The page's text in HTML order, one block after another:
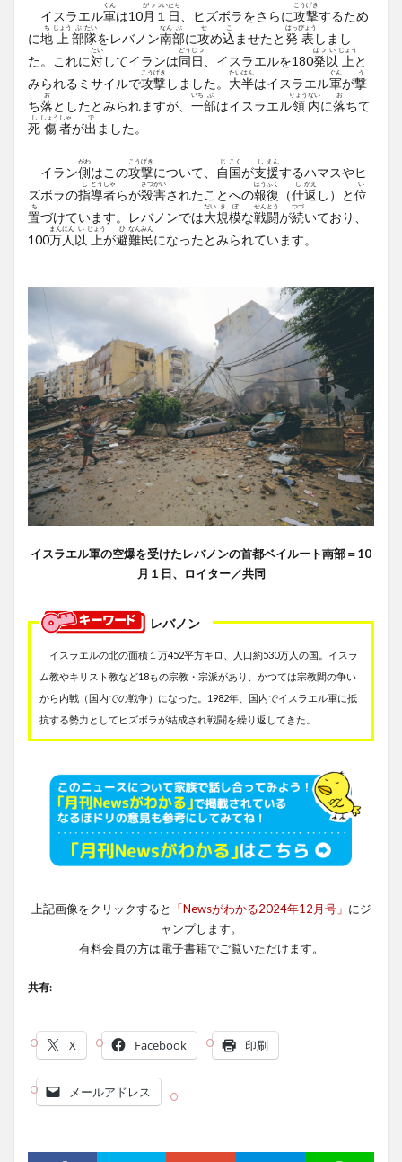
イスラエル軍
ぐん
は10月
がつ
１
つい
日
たち
、ヒズボラをさらに攻
こう
撃
げき
するため
に地
ち
上
じょう
部
ぶ
隊
たい
をレバノン南
なん
部
ぶ
に攻
せ
め込
こ
ませたと発
はっ
表
ぴょう
しまし
た。これに対
たい
してイランは同
どう
日
じつ
、イスラエルを180発
ぱつ
以
い
上
じょう
と
みられるミサイルで攻
こう
撃
げき
しました。 大
たい
半
はん
はイスラエル軍
ぐん
が撃
う
ち落
お
としたとみられますが、 一
いち
部
ぶ
はイスラエル領
りょう
内
ない
に落
お
ちて
死
し
傷
しょう
者
しゃ
が出
で
ました。
イラン側
がわ
はこの攻
こう
撃
げき
について、 自
じ
国
こく
が支
し
援
えん
するハマスやヒ
ズボラの指
し
導
どう
者
しゃ
らが殺
さつ
害
がい
されたことへの報
ほう
復
ふく
（仕
し
返
かえ
し）と位
い
置
ち
づけています。レバノンでは大
だい
規
き
模
ぼ
な戦
せん
闘
とう
が続
つづ
いており、
100万
まん
人
にん
以
い
上
じょう
が避
ひ
難
なん
民
みん
になったとみられています。
イスラエル軍の空爆を受けたレバノンの首都ベイルート南部＝10
月１日、ロイター／共同
レバノン
イスラエルの北の面積１万452平方キロ、人口約530万人の国。イスラ
ム教やキリスト教など18もの宗教・宗派があり、かつては宗教間の争い
から内戦（国内での戦争）になった。1982年、国内でイスラエル軍に抵
抗する勢力としてヒズボラが結成され戦闘を繰り返してきた。
上記画像をクリックすると 「Newsがわかる2024年12月号」 にジ
ャンプします。
有料会員の方は電子書籍でご覧いただけます。
共有:
X Facebook 印刷
メールアドレス